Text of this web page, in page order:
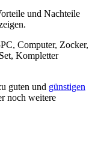
und Nachteile
Computer, Zocker,
Kompletter
guten und günstigen
noch weitere